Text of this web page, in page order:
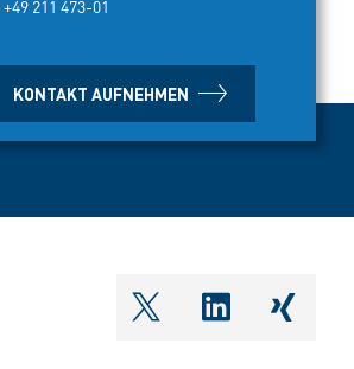
+49 211 473-01
KONTAKT AUFNEHMEN
shareOntwitter